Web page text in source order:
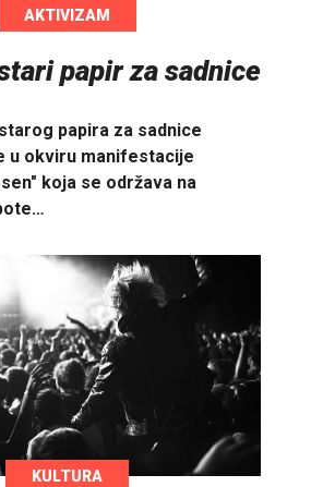
AKTIVIZAM
papir za sadnice
papira za sadnice
u okviru manifestacije
koja se održava na
KULTURA